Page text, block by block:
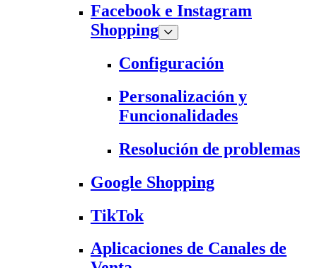
Facebook e Instagram
Shopping
Configuración
Personalización y
Funcionalidades
Resolución de problemas
Google Shopping
TikTok
Aplicaciones de Canales de